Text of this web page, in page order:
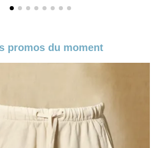
promos du moment